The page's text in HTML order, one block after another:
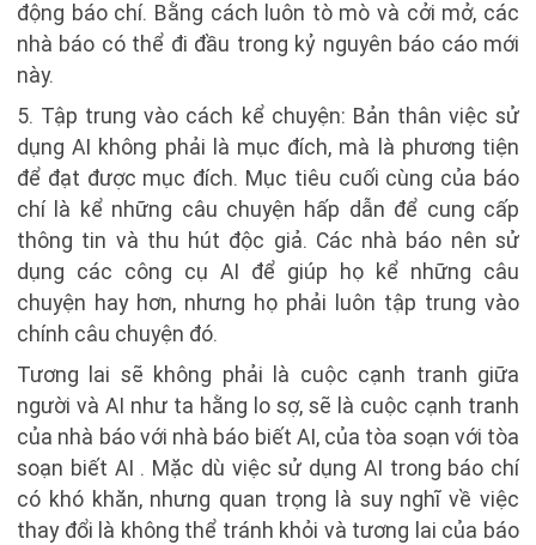
động báo chí. Bằng cách luôn tò mò và cởi mở, các
nhà báo có thể đi đầu trong kỷ nguyên báo cáo mới
này.
5. Tập trung vào cách kể chuyện: Bản thân việc sử
dụng AI không phải là mục đích, mà là phương tiện
để đạt được mục đích. Mục tiêu cuối cùng của báo
chí là kể những câu chuyện hấp dẫn để cung cấp
thông tin và thu hút độc giả. Các nhà báo nên sử
dụng các công cụ AI để giúp họ kể những câu
chuyện hay hơn, nhưng họ phải luôn tập trung vào
chính câu chuyện đó.
Tương lai sẽ không phải là cuộc cạnh tranh giữa
người và AI như ta hằng lo sợ, sẽ là cuộc cạnh tranh
của nhà báo với nhà báo biết AI, của tòa soạn với tòa
soạn biết AI . Mặc dù việc sử dụng AI trong báo chí
có khó khăn, nhưng quan trọng là suy nghĩ về việc
thay đổi là không thể tránh khỏi và tương lai của báo